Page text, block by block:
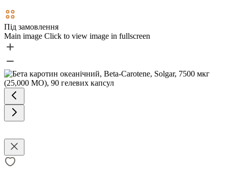
Під замовлення
Main image Click to view image in fullscreen